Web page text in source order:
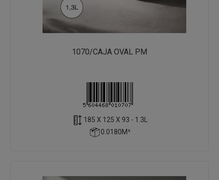
1070/CAJA OVAL PM
185 X 125 X 93 - 1.3L
0.0180M³